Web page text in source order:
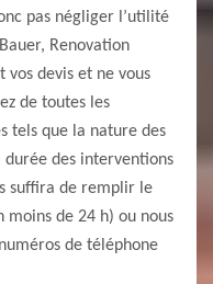
pas négliger l’utilité
Renovation
vos devis et ne vous
de toutes les
tels que la nature des
des interventions
suffira de remplir le
de 24 h) ou nous
de téléphone